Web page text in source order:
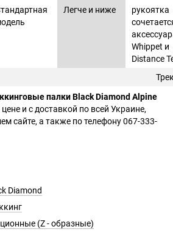
Легче и ниже
рукоятка
Whippet и
Distance
палки Black Diamond Alpine
и c доставкой по всей Украине,
сайте, а также по телефону 067-333-
Diamond
(Z - образные)